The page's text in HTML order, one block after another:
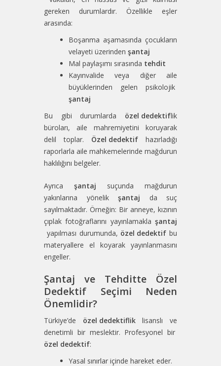
gereken durumlardır. Özellikle eşler
arasında:
Boşanma aşamasında çocukların
velayeti üzerinden şantaj
Mal paylaşımı sırasında tehdit
Kayınvalide veya diğer aile
büyüklerinden gelen psikolojik
şantaj
Bu gibi durumlarda özel dedektiflik
büroları, aile mahremiyetini koruyarak
delil toplar. Özel dedektif hazırladığı
raporlarla aile mahkemelerinde mağdurun
haklılığını belgeler.
Ayrıca şantaj suçunda mağdurun
yakınlarına yönelik şantaj da suç
sayılmaktadır. Örneğin: Bir anneye, kızının
çıplak fotoğraflarını yayınlamakla şantaj
yapılması durumunda, özel dedektif bu
materyallere el koyarak yayınlanmasını
engeller.
Şantaj ve Tehditte Özel
Dedektif Seçimi Neden
Önemlidir?
Türkiye’de özel dedektifliklisanslı ve
denetimli bir meslektir. Profesyonel bir
özel dedektif:
Yasal sınırlar içinde hareket eder.